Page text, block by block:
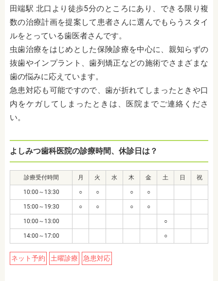
田端駅 北口より徒歩5分のところにあり、できる限り複
数の治療計画を提案して患者さんに選んでもらうスタイ
ルをとっている歯医者さんです。
虫歯治療をはじめとした保険診療を中心に、親知らずの
抜歯やインプラント、歯列矯正などの施術でさまざまな
歯の悩みに応えています。
急患対応も可能ですので、歯が折れてしまったときや口
内をケガしてしまったときは、医院までご連絡くださ
い。
よしみつ歯科医院の診療時間、休診日は？
診療受付時間 月 火 水 木 金 土 日 祝
10:00～13:30 ○ ○ ○ ○
15:00～19:30 ○ ○ ○ ○
10:00～13:00 ○
14:00～17:00 ○
ネット予約 土曜診療 急患対応